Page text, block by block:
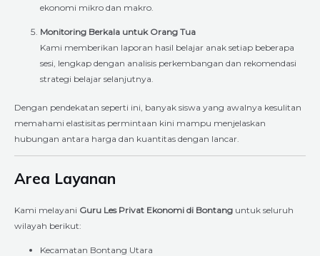
ekonomi mikro dan makro.
Monitoring Berkala untuk Orang Tua
Kami memberikan laporan hasil belajar anak setiap beberapa
sesi, lengkap dengan analisis perkembangan dan rekomendasi
strategi belajar selanjutnya.
Dengan pendekatan seperti ini, banyak siswa yang awalnya kesulitan
memahami elastisitas permintaan kini mampu menjelaskan
hubungan antara harga dan kuantitas dengan lancar.
Area Layanan
Kami melayani Guru Les Privat Ekonomi di Bontang untuk seluruh
wilayah berikut:
Kecamatan Bontang Utara